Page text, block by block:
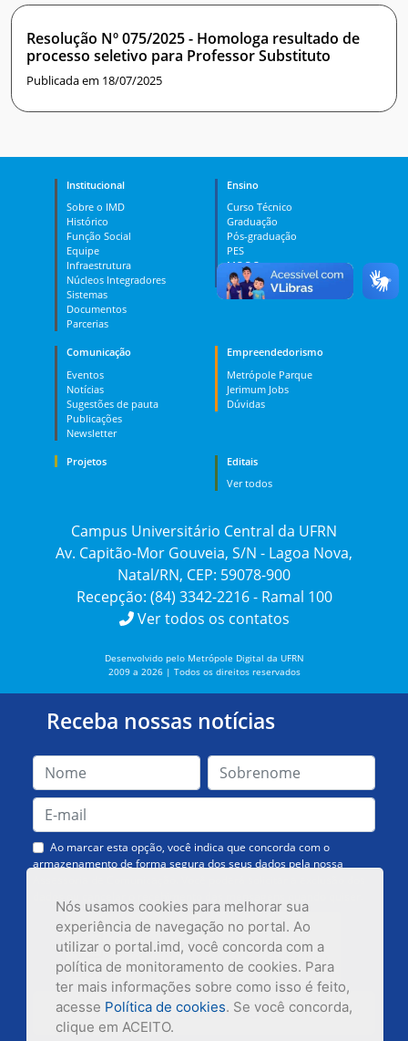
Nós usamos cookies para melhorar sua
experiência de navegação no portal. Ao
utilizar o portal.imd, você concorda com a
política de monitoramento de cookies. Para
ter mais informações sobre como isso é feito,
acesse Política de cookies. Se você concorda,
clique em ACEITO.
Resolução Nº 075/2025 - Homologa resultado de
processo seletivo para Professor Substituto
Publicada em 18/07/2025
Institucional
Sobre o IMD
Histórico
Função Social
Equipe
Infraestrutura
Núcleos Integradores
Sistemas
Documentos
Parcerias
Ensino
Curso Técnico
Graduação
Pós-graduação
PES
MOOC
Dúvidas
Comunicação
Eventos
Notícias
Sugestões de pauta
Publicações
Newsletter
Empreendedorismo
Metrópole Parque
Jerimum Jobs
Dúvidas
Projetos
Editais
Ver todos
Campus Universitário Central da UFRN
Av. Capitão-Mor Gouveia, S/N - Lagoa Nova,
Natal/RN, CEP: 59078-900
Recepção: (84) 3342-2216 - Ramal 100
Ver todos os contatos
Desenvolvido pelo Metrópole Digital da UFRN
2009 a 2026 | Todos os direitos reservados
Receba nossas notícias
Ao marcar esta opção, você indica que concorda com o
armazenamento de forma segura dos seus dados pela nossa
Inscrever-se